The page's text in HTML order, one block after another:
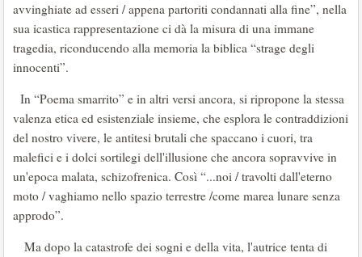
avvinghiate ad esseri / appena partoriti condannati alla fine”, nella
sua icastica rappresentazione ci dà la misura di una immane
tragedia, riconducendo alla memoria la biblica “strage degli
innocenti”.
In “Poema smarrito” e in altri versi ancora, si ripropone la stessa
valenza etica ed esistenziale insieme, che esplora le contraddizioni
del nostro vivere, le antitesi brutali che spaccano i cuori, tra
malefici e i dolci sortilegi dell'illusione che ancora sopravvive in
un'epoca malata, schizofrenica. Così “...noi / travolti dall'eterno
moto / vaghiamo nello spazio terrestre /come marea lunare senza
approdo”.
Ma dopo la catastrofe dei sogni e della vita, l'autrice tenta di